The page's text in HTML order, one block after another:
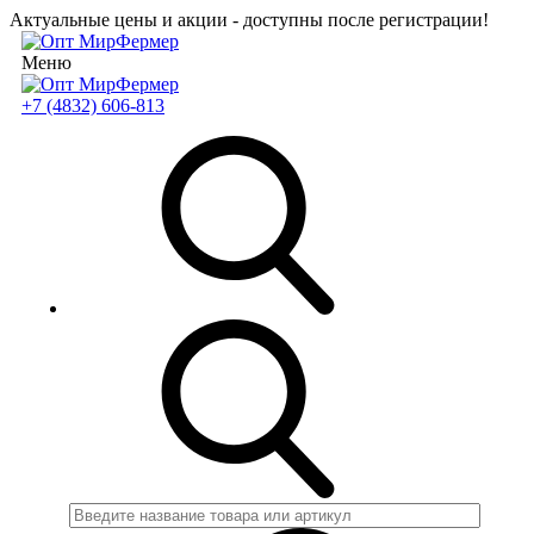
Актуальные цены и акции - доступны после регистрации!
Меню
+7 (4832) 606-813